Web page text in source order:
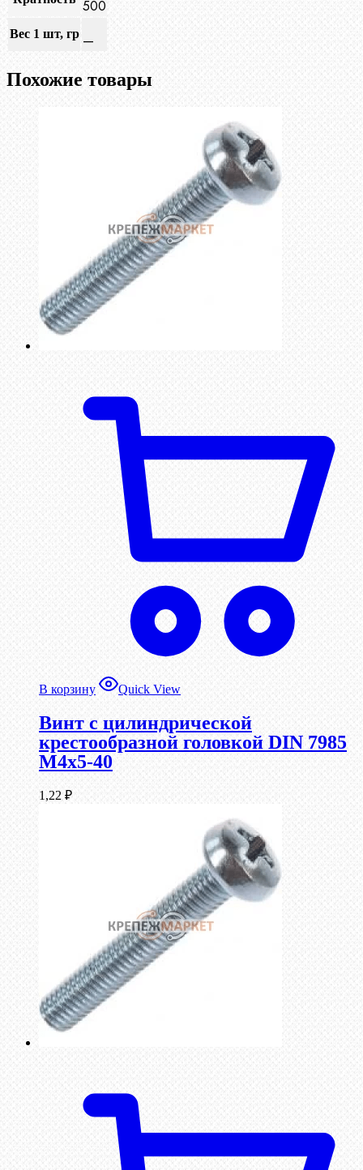
500
Вес 1 шт, гр —
Похожие товары
В корзину Quick View
Винт с цилиндрической
крестообразной головкой DIN 7985
М4х5-40
1,22 ₽